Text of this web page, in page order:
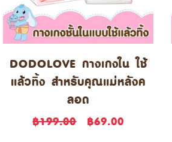
DODOLOVE กางเกงใน ใช้
แล้วทิ้ง สำหรับคุณแม่หลังค
ลอด
฿199.00 ฿69.00